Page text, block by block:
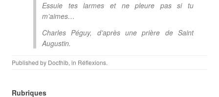
Essuie tes larmes et ne pleure pas si tu
m’aimes…
Charles Péguy, d’après une prière de Saint
Augustin.
Published by Docthib, in Réflexions.
Rubriques